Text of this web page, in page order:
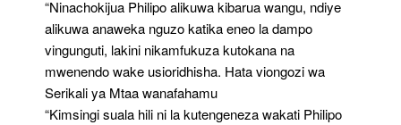
“Ninachokijua Philipo alikuwa kibarua wangu, ndiye
alikuwa anaweka nguzo katika eneo la dampo
vingunguti, lakini nikamfukuza kutokana na
mwenendo wake usioridhisha. Hata viongozi wa
Serikali ya Mtaa wanafahamu
“Kimsingi suala hili ni la kutengeneza wakati Philipo